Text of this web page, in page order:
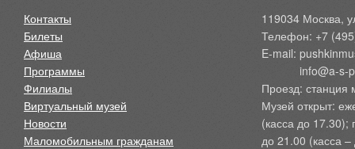
Контакты
Билеты
Афиша
Программы
Филиалы
Виртуальный музей
Новости
Маломобильным гражданам
119034 Москва,
Телефон: +7
E-mail:
Проезд: станция
Музей открыт:
(касса до 17.30);
до 21.00 (касса